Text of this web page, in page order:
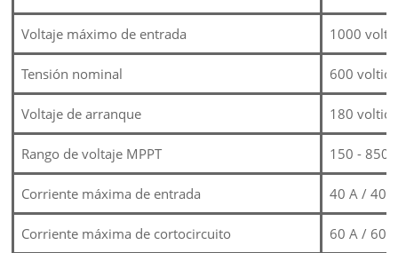
Voltaje máximo de entrada 1000
Tensión nominal 600 voltios
Voltaje de arranque 180 voltios
Rango de voltaje MPPT 150 - 850
Corriente máxima de entrada 40 A / 40
Corriente máxima de cortocircuito 60 A / 60